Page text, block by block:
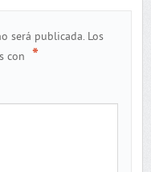
será publicada. Los
con *